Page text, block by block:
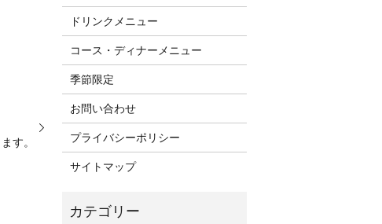
す。
ドリンクメニュー
コース・ディナーメニュー
季節限定
お問い合わせ
プライバシーポリシー
サイトマップ